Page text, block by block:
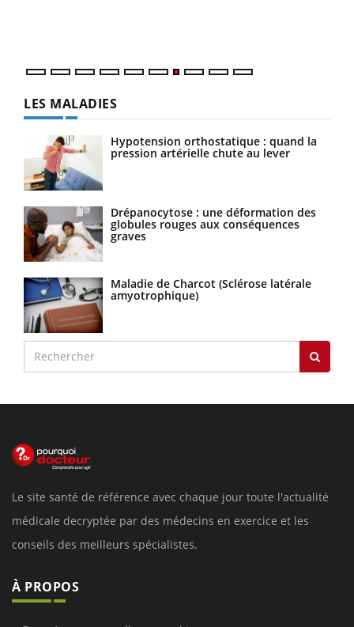
LES MALADIES
Hypotension orthostatique : quand la
pression artérielle chute au lever
Drépanocytose : une déformation des
globules rouges aux conséquences
graves
Maladie de Charcot (Sclérose latérale
amyotrophique)
Le site santé de référence avec chaque jour toute l'actualité
médicale decryptée par des médecins en exercice et les
conseils des meilleurs spécialistes.
À PROPOS